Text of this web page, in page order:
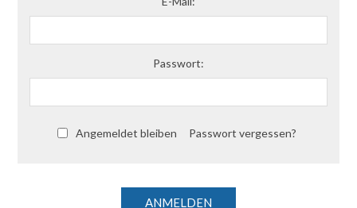
Passwort:
Angemeldet bleiben Passwort vergessen?